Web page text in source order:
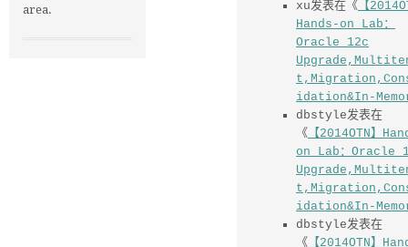
Virtualization
VMware
近期评论
xu 发表在《【
Hands-on Lab：
Oracle 12c
idation&In-
dbstyle 发表在
area.